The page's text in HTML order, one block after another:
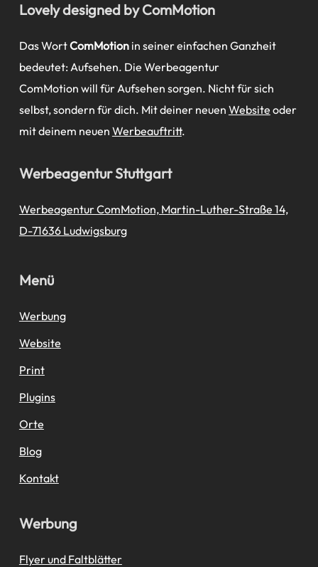
Lovely designed by ComMotion
Das WortComMotionin seiner einfachen Ganzheit
bedeutet: Aufsehen. Die Werbeagentur
ComMotion will für Aufsehen sorgen. Nicht für sich
selbst, sondern für dich. Mit deiner neuen Website oder
mit deinem neuen Werbeauftritt.
Werbeagentur Stuttgart
Werbeagentur ComMotion, Martin-Luther-Straße 14,
D-71636 Ludwigsburg
Menü
Werbung
Website
Print
Plugins
Orte
Blog
Kontakt
Werbung
Flyer und Faltblätter